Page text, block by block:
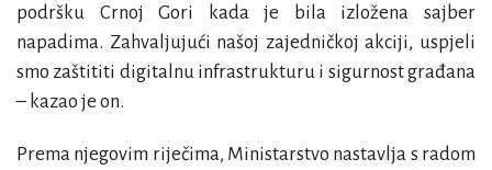
podršku Crnoj Gori kada je bila izložena sajber
napadima. Zahvaljujući našoj zajedničkoj akciji, uspjeli
smo zaštititi digitalnu infrastrukturu i sigurnost građana
– kazao je on.
Prema njegovim riječima, Ministarstvo nastavlja s radom